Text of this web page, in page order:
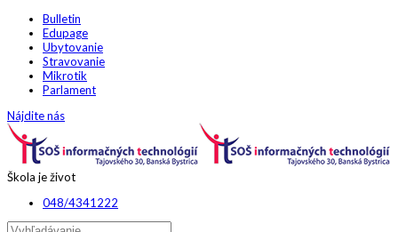
Bulletin
Edupage
Ubytovanie
Stravovanie
Mikrotik
Parlament
Nájdite nás
Škola je život
048/4341222